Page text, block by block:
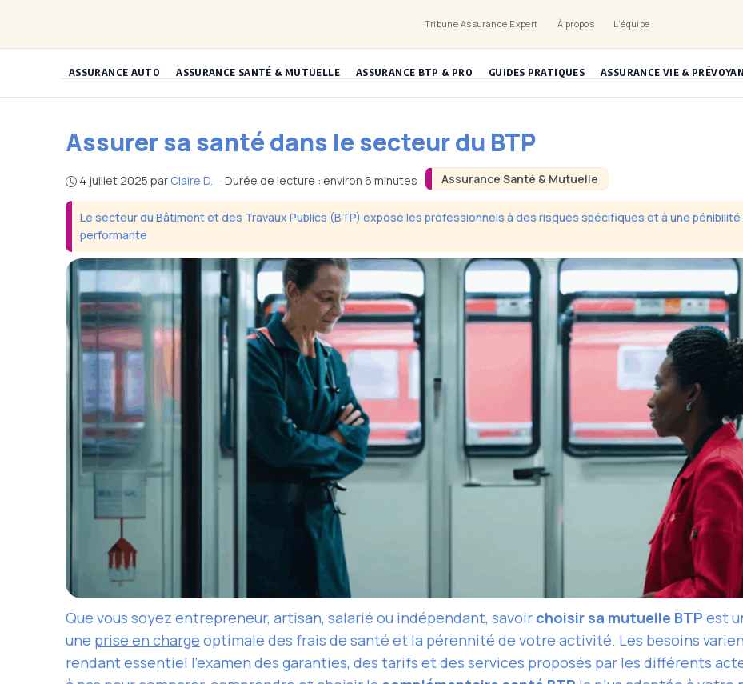
contenu
Tribune Assurance Expert À propos L’équipe
ASSURANCE AUTO ASSURANCE SANTÉ & MUTUELLE ASSURANCE BTP & PRO GUIDES PRATIQUES ASSURANCE VIE &
Assurance Santé & Mutuelle
Assurer sa santé dans le secteur du BTP
4 juillet 2025 par Claire D. · Durée de lecture : environ 6 minutes
Le secteur du Bâtiment et des Travaux Publics (BTP) expose les professionnels à des risques spécifiques et à une
performante
Que vous soyez entrepreneur, artisan, salarié ou indépendant, savoir choisir sa mutuelle BTP est
une prise en charge optimale des frais de santé et la pérennité de votre activité. Les besoins
rendant essentiel l’examen des garanties, des tarifs et des services proposés par les différents